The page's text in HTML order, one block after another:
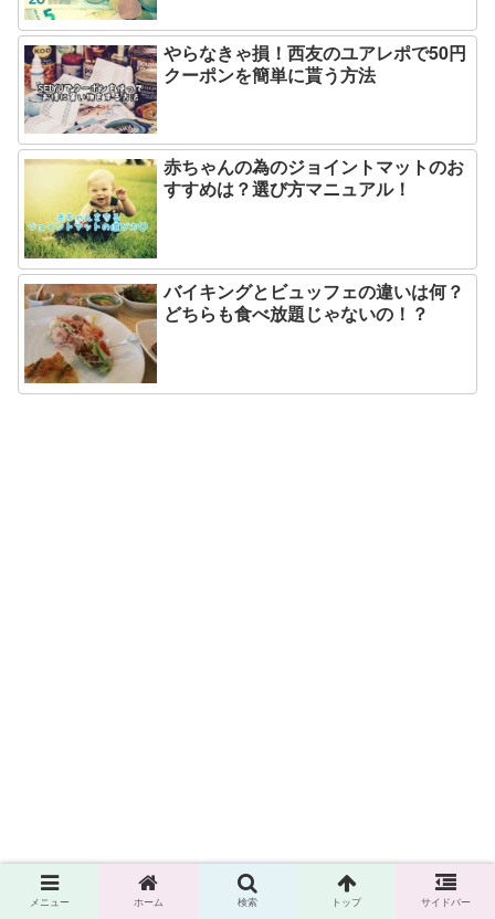
やらなきゃ損！西友のユアレポで50円
クーポンを簡単に貰う方法
赤ちゃんの為のジョイントマットのお
すすめは？選び方マニュアル！
バイキングとビュッフェの違いは何？
どちらも食べ放題じゃないの！？
メニュー ホーム 検索 トップ サイドバー